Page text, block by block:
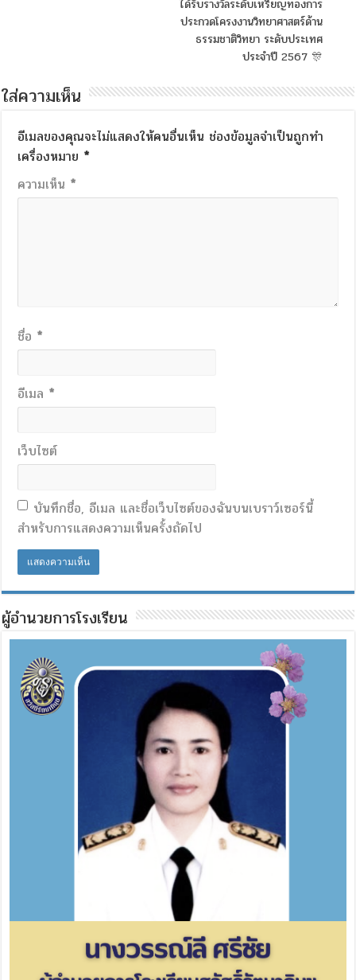
ได้รับรางวัลระดับเหรียญทองการ
ประกวดโครงงานวิทยาศาสตร์ด้าน
ธรรมชาติวิทยา ระดับประเทศ
ประจำปี 2567 🎊
ใส่ความเห็น
อีเมลของคุณจะไม่แสดงให้คนอื่นเห็น ช่องข้อมูลจำเป็นถูกทำ
เครื่องหมาย *
ความเห็น *
ชื่อ *
อีเมล *
เว็บไซต์
บันทึกชื่อ, อีเมล และชื่อเว็บไซต์ของฉันบนเบราว์เซอร์นี้
สำหรับการแสดงความเห็นครั้งถัดไป
ผู้อำนวยการโรงเรียน